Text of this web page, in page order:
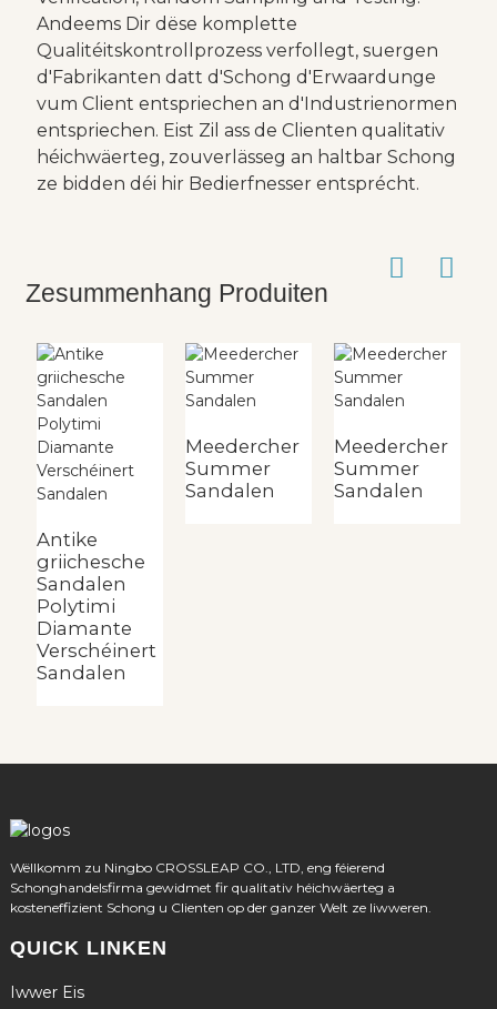
Andeems Dir dëse komplette
Qualitéitskontrollprozess verfollegt, suergen
d'Fabrikanten datt d'Schong d'Erwaardunge
vum Client entspriechen an d'Industrienormen
entspriechen. Eist Zil ass de Clienten qualitativ
héichwäerteg, zouverlässeg an haltbar Schong
ze bidden déi hir Bedierfnesser entsprécht.
Zesummenhang Produiten
Antike
griichesche
Sandalen
Polytimi
Diamante
Verschéinert
Sandalen
Meedercher
Summer
Sandalen
Meedercher
Summer
Sandalen
Wëllkomm zu Ningbo CROSSLEAP CO., LTD, eng féierend
Schonghandelsfirma gewidmet fir qualitativ héichwäerteg a
kosteneffizient Schong u Clienten op der ganzer Welt ze liwweren.
QUICK LINKEN
Iwwer Eis